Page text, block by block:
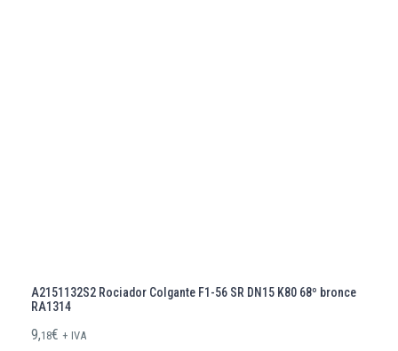
A2151132S2 Rociador Colgante F1-56 SR DN15 K80 68º bronce
RA1314
9,18€ + IVA